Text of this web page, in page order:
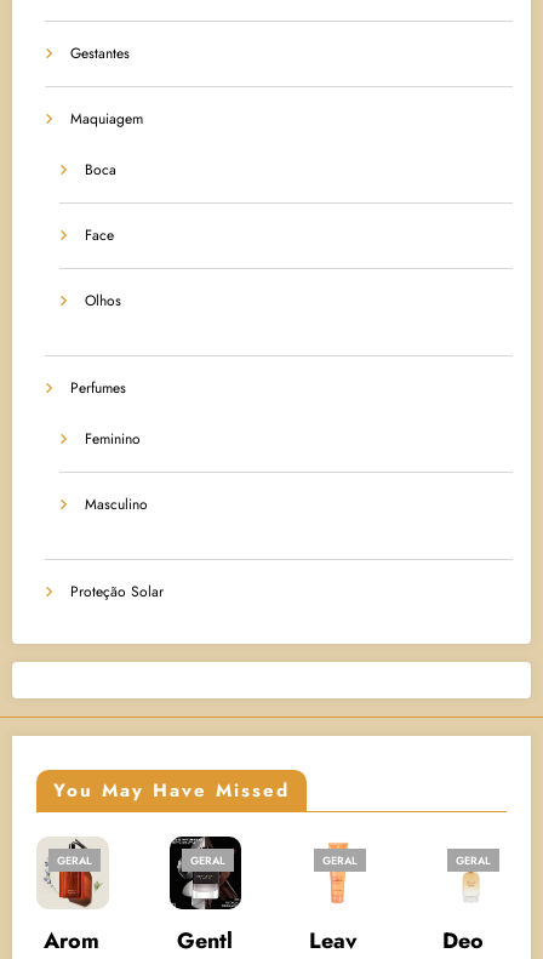
Gestantes
Maquiagem
Boca
Face
Olhos
Perfumes
Feminino
Masculino
Proteção Solar
You May Have Missed
Gentl
Leav